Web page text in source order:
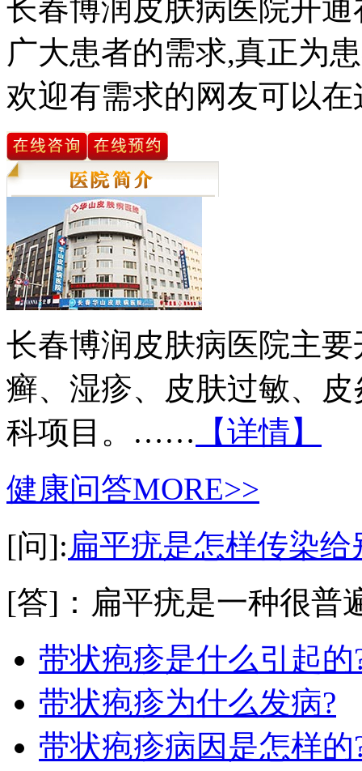
长春博润皮肤病医院开
广大患者的需求,真正为
欢迎有需求的网友可以
长春博润皮肤病医院主
癣、湿疹、皮肤过敏、
科项目。…… 【详情】
健康问答MORE>>
[问]:扁平疣是怎样传染给
[答]：扁平疣是一种很普
带状疱疹是什么引起的
带状疱疹为什么发病?
带状疱疹病因是怎样的